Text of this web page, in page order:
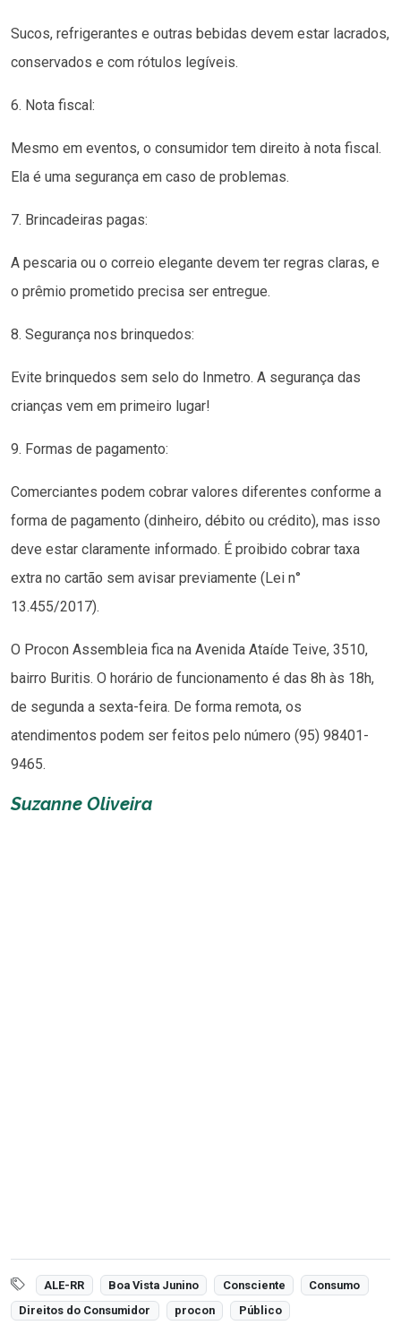
Sucos, refrigerantes e outras bebidas devem estar lacrados,
conservados e com rótulos legíveis.
6. Nota fiscal:
Mesmo em eventos, o consumidor tem direito à nota fiscal.
Ela é uma segurança em caso de problemas.
7. Brincadeiras pagas:
A pescaria ou o correio elegante devem ter regras claras, e
o prêmio prometido precisa ser entregue.
8. Segurança nos brinquedos:
Evite brinquedos sem selo do Inmetro. A segurança das
crianças vem em primeiro lugar!
9. Formas de pagamento:
Comerciantes podem cobrar valores diferentes conforme a
forma de pagamento (dinheiro, débito ou crédito), mas isso
deve estar claramente informado. É proibido cobrar taxa
extra no cartão sem avisar previamente (Lei n°
13.455/2017).
O Procon Assembleia fica na Avenida Ataíde Teive, 3510,
bairro Buritis. O horário de funcionamento é das 8h às 18h,
de segunda a sexta-feira. De forma remota, os
atendimentos podem ser feitos pelo número (95) 98401-
9465.
Suzanne Oliveira
ALE-RR Boa Vista Junino Consciente
Consumo
Direitos do Consumidor
procon Público